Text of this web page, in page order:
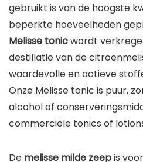
gebruikt is van de hoogste
beperkte hoeveelheden
Melisse tonicwordt
destillatie van de
waardevolle en actieve
Onze Melisse tonic is puur,
alcohol of
commerciële tonics of
De melisse milde zeepis